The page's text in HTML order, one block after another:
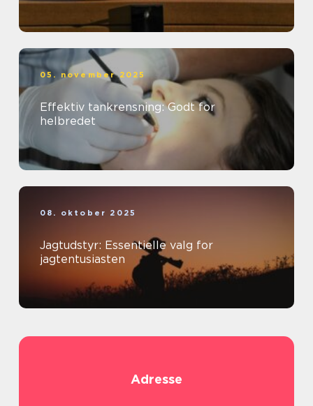
05. november 2025
Effektiv tankrensning: Godt for
helbredet
08. oktober 2025
Jagtudstyr: Essentielle valg for
jagtentusiasten
Adresse